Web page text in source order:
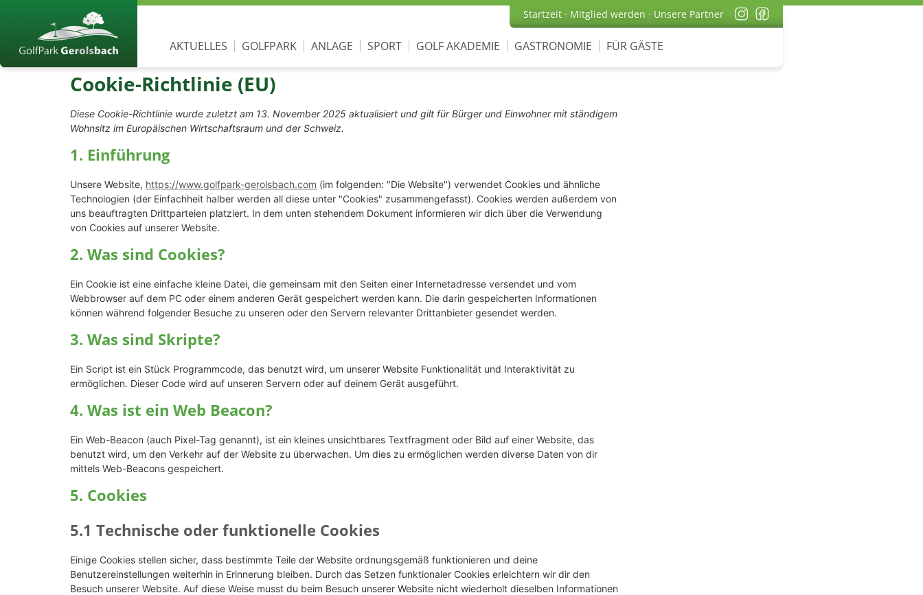
Startzeit · Mitglied werden · Unsere Partner
AKTUELLES GOLFPARK ANLAGE SPORT GOLF AKADEMIE GASTRONOMIE FÜR GÄSTE
Cookie-Richtlinie (EU)
Diese Cookie-Richtlinie wurde zuletzt am 13. November 2025 aktualisiert und gilt für Bürger und Einwohner mit ständigem
Wohnsitz im Europäischen Wirtschaftsraum und der Schweiz.
1. Einführung
Unsere Website, https://www.golfpark-gerolsbach.com (im folgenden: "Die Website") verwendet Cookies und ähnliche
Technologien (der Einfachheit halber werden all diese unter "Cookies" zusammengefasst). Cookies werden außerdem von
uns beauftragten Drittparteien platziert. In dem unten stehendem Dokument informieren wir dich über die Verwendung
von Cookies auf unserer Website.
2. Was sind Cookies?
Ein Cookie ist eine einfache kleine Datei, die gemeinsam mit den Seiten einer Internetadresse versendet und vom
Webbrowser auf dem PC oder einem anderen Gerät gespeichert werden kann. Die darin gespeicherten Informationen
können während folgender Besuche zu unseren oder den Servern relevanter Drittanbieter gesendet werden.
3. Was sind Skripte?
Ein Script ist ein Stück Programmcode, das benutzt wird, um unserer Website Funktionalität und Interaktivität zu
ermöglichen. Dieser Code wird auf unseren Servern oder auf deinem Gerät ausgeführt.
4. Was ist ein Web Beacon?
Ein Web-Beacon (auch Pixel-Tag genannt), ist ein kleines unsichtbares Textfragment oder Bild auf einer Website, das
benutzt wird, um den Verkehr auf der Website zu überwachen. Um dies zu ermöglichen werden diverse Daten von dir
mittels Web-Beacons gespeichert.
5. Cookies
5.1 Technische oder funktionelle Cookies
Einige Cookies stellen sicher, dass bestimmte Teile der Website ordnungsgemäß funktionieren und deine
Benutzereinstellungen weiterhin in Erinnerung bleiben. Durch das Setzen funktionaler Cookies erleichtern wir dir den
Besuch unserer Website. Auf diese Weise musst du beim Besuch unserer Website nicht wiederholt dieselben Informationen